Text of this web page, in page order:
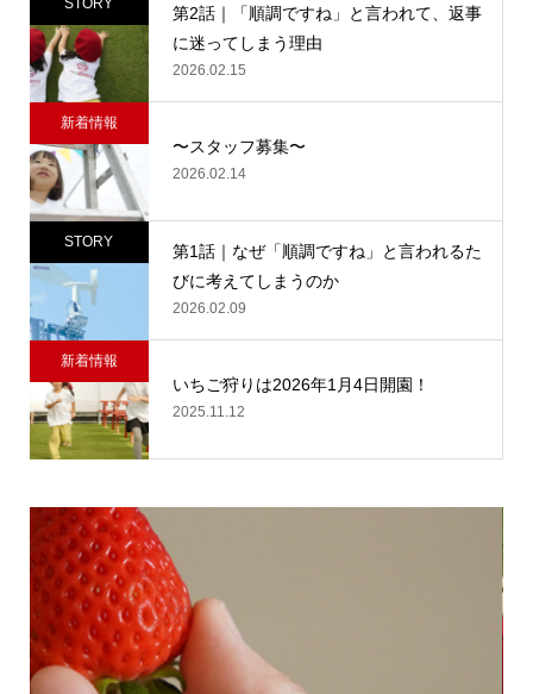
第2話｜「順調ですね」と言われて、返事
に迷ってしまう理由
2026.02.15
STORY
〜スタッフ募集〜
2026.02.14
新着情報
第1話｜なぜ「順調ですね」と言われるた
びに考えてしまうのか
2026.02.09
STORY
いちご狩りは2026年1月4日開園！
2025.11.12
新着情報